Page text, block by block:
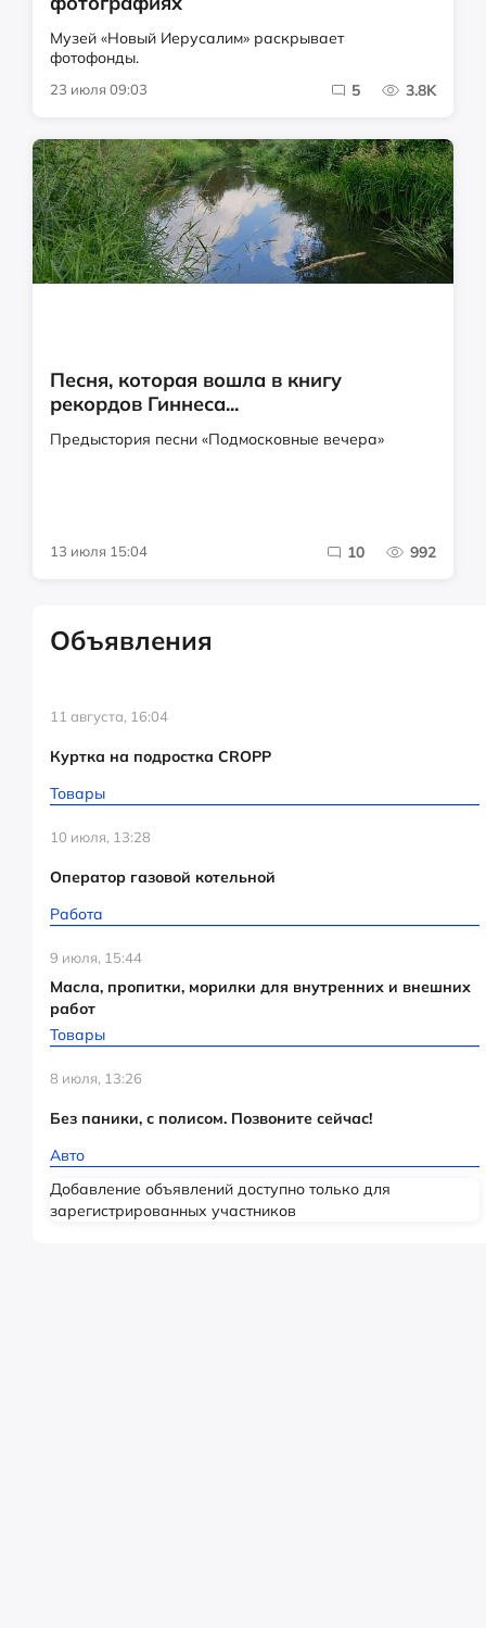
Музей «Новый Иерусалим» раскрывает
фотофонды.
23 июля 09:03 5 3.8K
Песня, которая вошла в книгу
рекордов Гиннеса...
Предыстория песни «Подмосковные вечера»
13 июля 15:04 10 992
Объявления
11 августа, 16:04
Куртка на подростка CROPP
Товары
10 июля, 13:28
Оператор газовой котельной
Работа
9 июля, 15:44
Масла, пропитки, морилки для внутренних и внешних
работ
Товары
8 июля, 13:26
Без паники, с полисом. Позвоните сейчас!
Авто
Добавление объявлений доступно только для
зарегистрированных участников